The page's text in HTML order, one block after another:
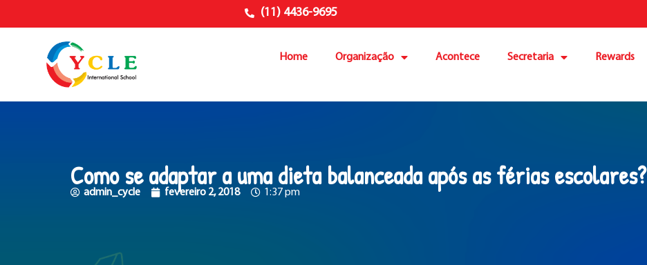
(11) 4436-9695
Home Organização Acontece Secretaria Rewards
Como se adaptar a uma dieta balanceada após as férias escolares?
admin_cycle fevereiro 2, 2018 1:37 pm